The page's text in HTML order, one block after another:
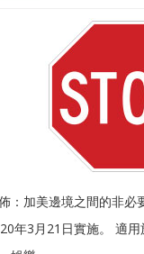
加美邊境之間的非必
年3月21日實施。 適